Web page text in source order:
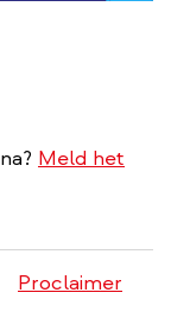
Meld het
Proclaimer